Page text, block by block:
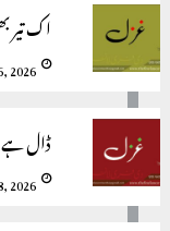
اک
2026
ڈال ہے
2026